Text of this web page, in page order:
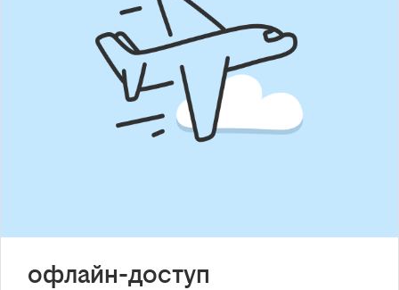
офлайн-доступ